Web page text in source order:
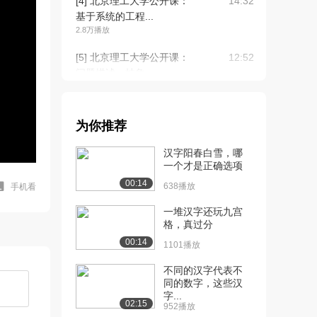
手机看
基于系统的工程...
2.8万播放
[5] 北京理工大学公开课：
12:52
面向计算机的问...
[7] 北京理工大学公开课：
计算机科学的知...
08:02
[8] 北京理工大学公开课：
虚拟实验——图...
[9] 北京理工大学公开课：
知识扩展——揭...
07:05
为你推荐
00:14
汉字阳春白雪，哪
一个才是正确选项
638播放
00:14
一堆汉字还玩九宫
格，真过分
1101播放
02:15
不同的汉字代表不
同的数字，这些汉
字...
952播放